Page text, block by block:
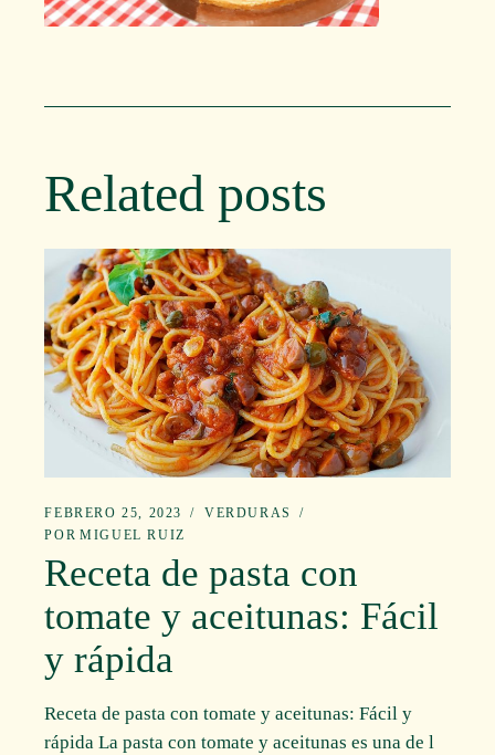
Related posts
FEBRERO 25, 2023
VERDURAS
POR MIGUEL RUIZ
Receta de pasta con
tomate y aceitunas: Fácil
y rápida
Receta de pasta con tomate y aceitunas: Fácil y
rápida La pasta con tomate y aceitunas es una de l